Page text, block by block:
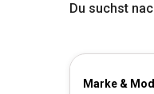
Du suchst
Marke &